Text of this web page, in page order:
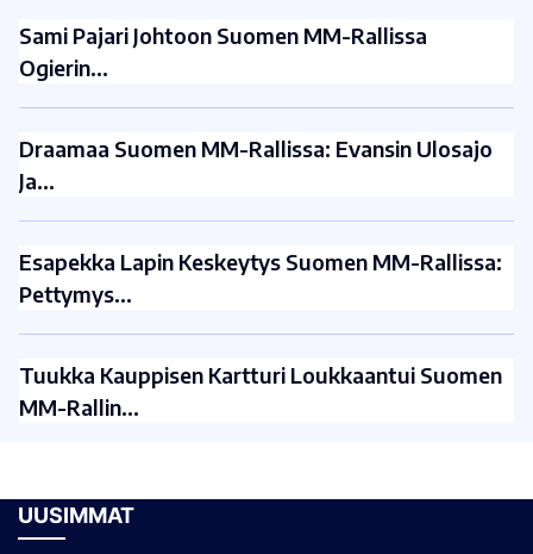
Sami Pajari Johtoon Suomen MM-Rallissa
Ogierin…
Draamaa Suomen MM-Rallissa: Evansin Ulosajo
Ja…
Esapekka Lapin Keskeytys Suomen MM-Rallissa:
Pettymys…
Tuukka Kauppisen Kartturi Loukkaantui Suomen
MM-Rallin…
UUSIMMAT